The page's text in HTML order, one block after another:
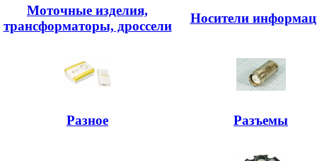
Моточные изделия,
трансформаторы, дроссели
Носители
Разное Разъемы